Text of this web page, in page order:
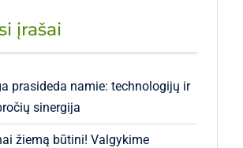
įrašai
prasideda namie: technologijų ir
sinergija
žiemą būtini! Valgykime